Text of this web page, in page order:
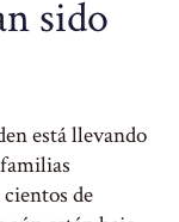
sido
está llevando
de